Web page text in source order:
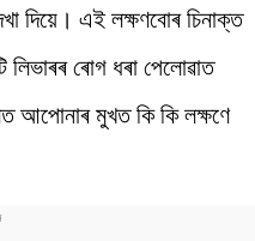
দিয়ে। এই লক্ষণবোৰ চিনাক্ত
লিভাৰৰ ৰোগ ধৰা পেলোৱাত
আপোনাৰ মুখত কি কি লক্ষণে